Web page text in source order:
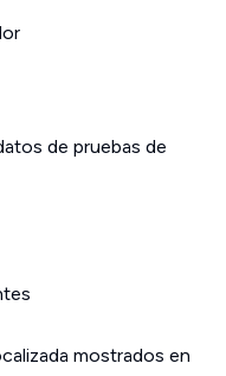
de pruebas de
mostrados en